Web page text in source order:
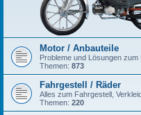
Motor / Anbauteile
Probleme und Lösungen zum
Themen: 873
Fahrgestell / Räder
Alles zum Fahrgestell,
Themen: 220